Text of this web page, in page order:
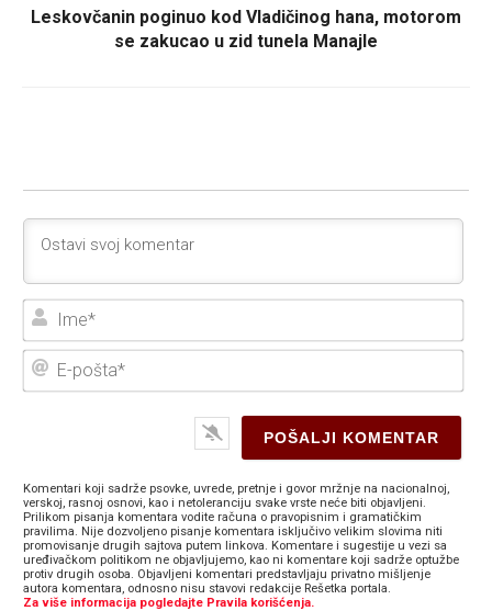
Leskovčanin poginuo kod Vladičinog hana, motorom
se zakucao u zid tunela Manajle
E-
Komentari koji sadrže psovke, uvrede, pretnje i govor mržnje na nacionalnoj,
verskoj, rasnoj osnovi, kao i netoleranciju svake vrste neće biti objavljeni.
Prilikom pisanja komentara vodite računa o pravopisnim i gramatičkim
pravilima. Nije dozvoljeno pisanje komentara isključivo velikim slovima niti
promovisanje drugih sajtova putem linkova. Komentare i sugestije u vezi sa
uređivačkom politikom ne objavljujemo, kao ni komentare koji sadrže optužbe
protiv drugih osoba. Objavljeni komentari predstavljaju privatno mišljenje
autora komentara, odnosno nisu stavovi redakcije Rešetka portala.
Za više informacija pogledajte Pravila korišćenja.